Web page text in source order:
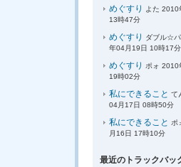
めぐすり よた 2010
13時47分
めぐすり
ダブル☆
年04月19日 10時17分
めぐすり
ポォ 2010
19時02分
私にできること て
04月17日 08時50分
私にできること ポ
月16日 17時10分
最近のトラックバッ